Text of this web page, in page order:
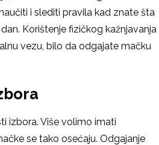
i slediti pravila kad znate šta
Korištenje fizičkog kažnjavanja
vezu, bilo da odgajate mačku
izbora. Više volimo imati
se tako osećaju. Odgajanje